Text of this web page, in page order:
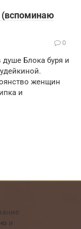
(вспоминаю
0
душе Блока буря и
женщин
и
и